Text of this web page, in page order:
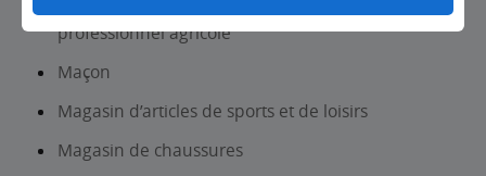
professionnel agricole
Maçon
Magasin d’articles de sports et de loisirs
Magasin de chaussures